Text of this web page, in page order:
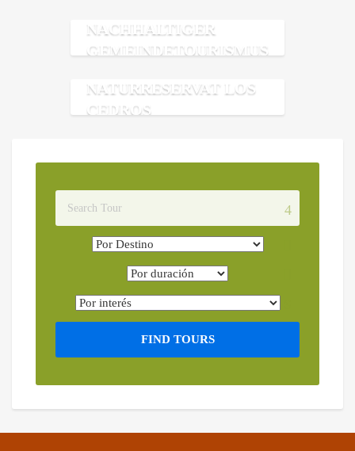
NACHHALTIGER
GEMEINDETOURISMUS
NATURRESERVAT LOS
CEDROS
FIND TOURS